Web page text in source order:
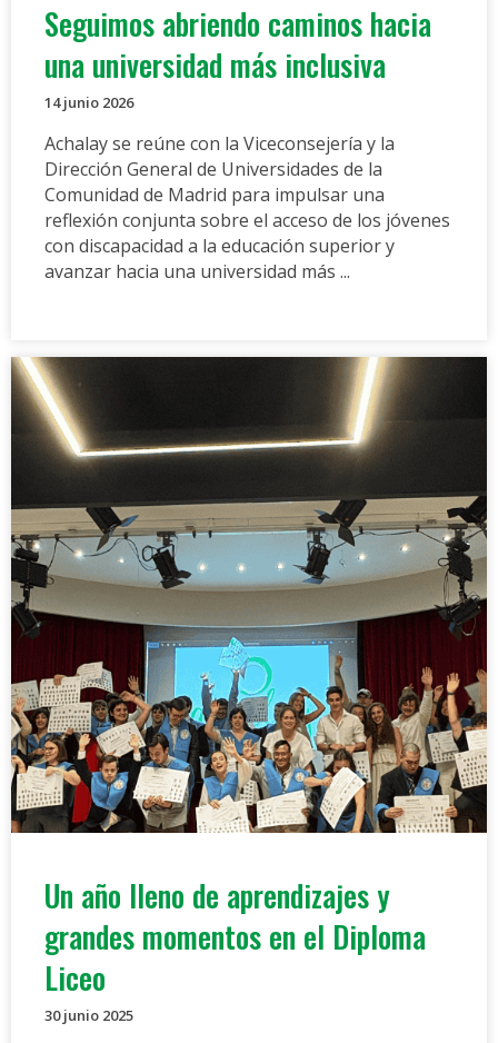
Seguimos abriendo caminos hacia
una universidad más inclusiva
14 junio 2026
Achalay se reúne con la Viceconsejería y la
Dirección General de Universidades de la
Comunidad de Madrid para impulsar una
reflexión conjunta sobre el acceso de los jóvenes
con discapacidad a la educación superior y
avanzar hacia una universidad más ...
Un año lleno de aprendizajes y
grandes momentos en el Diploma
Liceo
30 junio 2025